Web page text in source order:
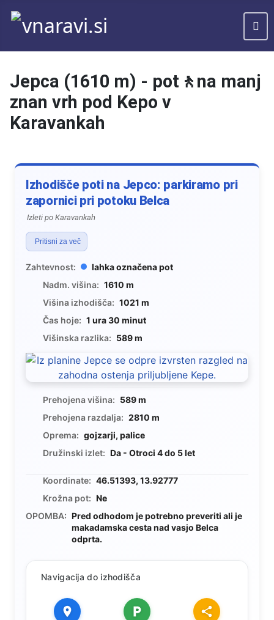
Jepca (1610 m) - pot🚶na manj
znan vrh pod Kepo v
Karavankah
Izhodišče poti na Jepco: parkiramo pri
zapornici pri potoku Belca
Izleti po Karavankah
Pritisni za več
Zahtevnost:
lahka označena pot
Nadm. višina: 1610 m
Višina izhodišča: 1021 m
Čas hoje: 1 ura 30 minut
Višinska razlika: 589 m
Prehojena višina: 589 m
Prehojena razdalja: 2810 m
Oprema: gojzarji, palice
Družinski izlet: Da - Otroci 4 do 5 let
Koordinate: 46.51393, 13.92777
Krožna pot: Ne
OPOMBA: Pred odhodom je potrebno preveriti ali je
makadamska cesta nad vasjo Belca
odprta.
Navigacija do izhodišča